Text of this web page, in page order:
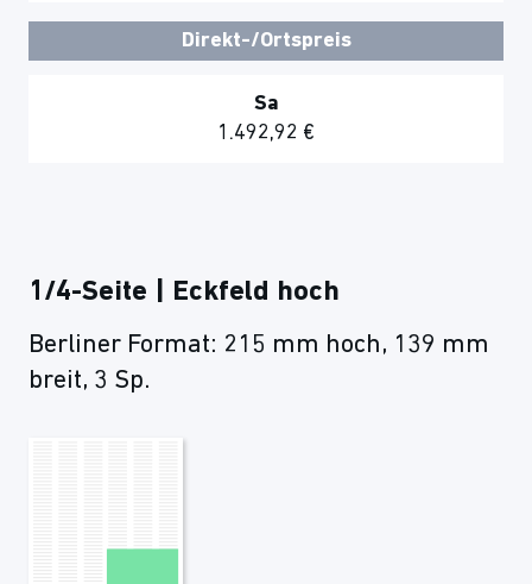
Direkt-/Ortspreis
Sa
1.492,92 €
1/4-Seite | Eckfeld hoch
Berliner Format: 215 mm hoch, 139 mm
breit, 3 Sp.